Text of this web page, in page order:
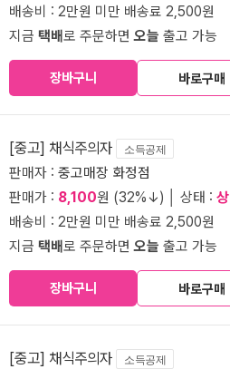
배송비 : 2만원 미만 배송료 2,500원
지금 택배로 주문하면오늘 출고 가능
장바구니 바로구매
[중고] 채식주의자 소득공제
판매자 : 중고매장 화정점
판매가 : 8,100원 (32%↓) │ 상태 : 상
배송비 : 2만원 미만 배송료 2,500원
지금 택배로 주문하면오늘 출고 가능
장바구니 바로구매
[중고] 채식주의자 소득공제